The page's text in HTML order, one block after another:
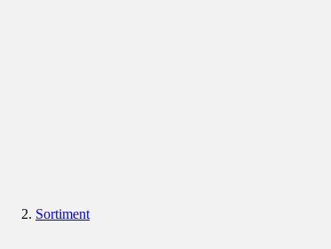
Sortiment